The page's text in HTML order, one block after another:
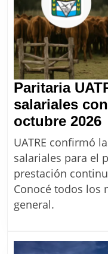
Paritaria
salariales
octubre 2026
UATRE confirmó
salariales para el
prestación
Conocé todos los
general.